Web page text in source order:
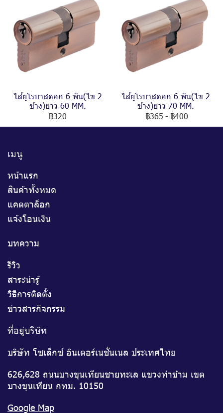
ไส้ยูโรบาสดอก 6 พิน(ไข 2
ข้าง)ยาว 60 MM.
฿320
ไส้ยูโรบาสดอก 6 พิน(ไข 2
ข้าง)ยาว 70 MM.
฿365 - ฿400
เมนู
หน้าแรก
สินค้าทั้งหมด
แคตตาล็อก
แจ้งโอนเงิน
บทความ
รีวิว
สาระน่ารู้
วิธีการติดตั้ง
ข่าวสารกิจกรรม
ที่อยู่บริษัท
บริษัท โซเล็กซ์ อินเตอร์เนชั่นเนล ประเทศไทย
626,628 ถนนบางขุนเทียนชายทะเล แขวงท่าข้าม เขต
บางขุนเทียน กทม. 10150
Google Map